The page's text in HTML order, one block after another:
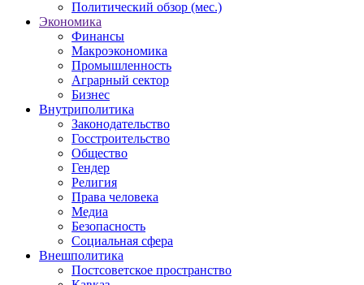
Политический обзор (мес.)
Экономика
Финансы
Макроэкономика
Промышленность
Аграрный сектор
Бизнес
Внутриполитика
Законодательство
Госстроительство
Общество
Гендер
Религия
Права человека
Медиа
Безопасность
Социальная сфера
Внешполитика
Постсоветское пространство